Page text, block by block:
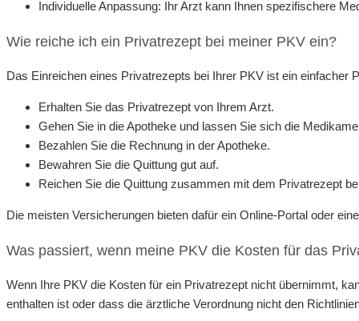
Individuelle Anpassung: Ihr Arzt kann Ihnen spezifischere
Wie reiche ich ein Privatrezept bei meiner PKV ein?
Das Einreichen eines Privatrezepts bei Ihrer PKV ist ein einfacher
Erhalten Sie das Privatrezept von Ihrem Arzt.
Gehen Sie in die Apotheke und lassen Sie sich die
Bezahlen Sie die Rechnung in der Apotheke.
Bewahren Sie die Quittung gut auf.
Reichen Sie die Quittung zusammen mit dem Privatrezept
Die meisten Versicherungen bieten dafür ein Online-Portal oder
Was passiert, wenn meine PKV die Kosten für das
Wenn Ihre PKV die Kosten für ein Privatrezept nicht übernimmt,
enthalten ist oder dass die ärztliche Verordnung nicht den